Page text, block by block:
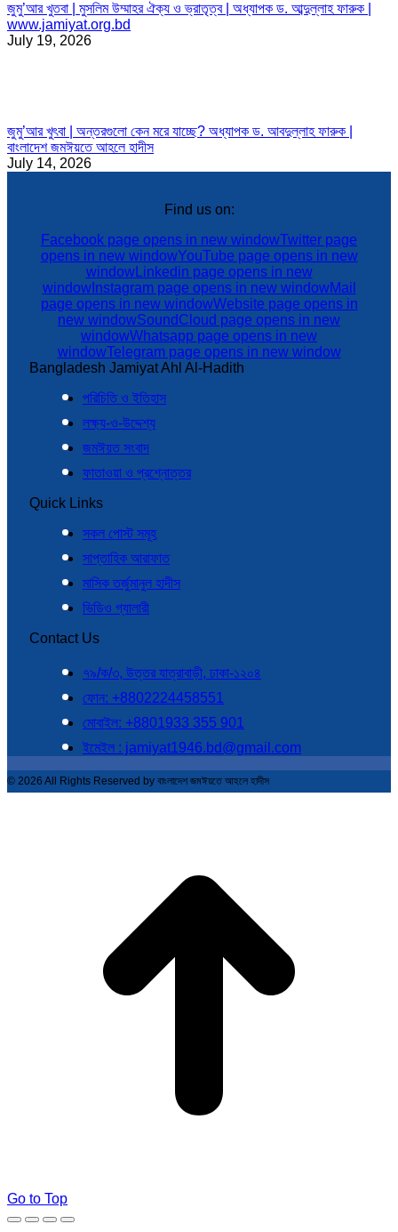
জুমু’আর খুতবা | মুসলিম উম্মাহর ঐক্য ও ভ্রাতৃত্ব | অধ্যাপক ড. আব্দুল্লাহ ফারুক |
www.jamiyat.org.bd
July 19, 2026
জুমু’আর খুৎবা | অন্তরগুলো কেন মরে যাচ্ছে? অধ্যাপক ড. আবদুল্লাহ ফারুক |
বাংলাদেশ জমঈয়তে আহলে হাদীস
July 14, 2026
Find us on:
Facebook page opens in new windowTwitter page
opens in new windowYouTube page opens in new
windowLinkedin page opens in new
windowInstagram page opens in new windowMail
page opens in new windowWebsite page opens in
new windowSoundCloud page opens in new
windowWhatsapp page opens in new
windowTelegram page opens in new window
Bangladesh Jamiyat Ahl Al-Hadith
পরিচিতি ও ইতিহাস
লক্ষ্য-ও-উদ্দেশ্য
জমঈয়ত সংবাদ
ফাতাওয়া ও প্রশ্নোত্তর
Quick Links
সকল পোস্ট সমূহ
সাপ্তাহিক আরাফাত
মাসিক তর্জুমানুল হাদীস
ভিডিও গ্যালারী
Contact Us
৭৯/ক/৩, উত্তর যাত্রাবাড়ী, ঢাকা-১২০৪
ফোন: +8802224458551
মোবাইল: +8801933 355 901
ইমেইল : jamiyat1946.bd@gmail.com
© 2026 All Rights Reserved by বাংলাদেশ জমঈয়তে আহলে হাদীস
Go to Top